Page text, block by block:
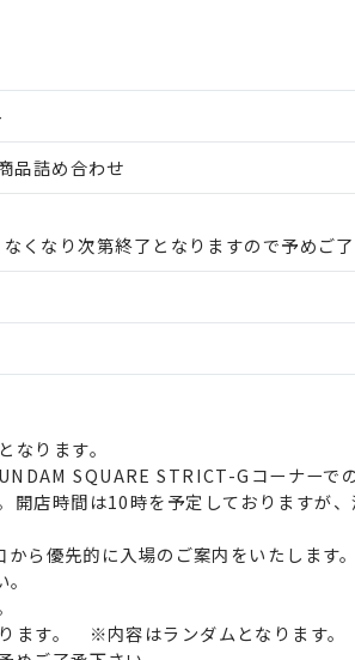
品詰め合わせ
くなり次第終了となりますので予めご了
なります。
SQUARE STRICT-Gコーナーで
開店時間は10時を予定しておりますが
ら優先的に入場のご案内をいたします
ます。 ※内容はランダムとなります。